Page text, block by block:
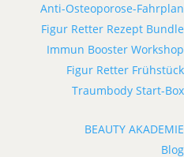
Anti-Osteoporose-Fahrplan
Figur Retter Rezept Bundle
Immun Booster Workshop
Figur Retter Frühstück
Traumbody Start-Box
BEAUTY AKADEMIE
Blog